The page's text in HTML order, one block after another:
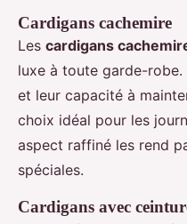
Cardigans cachemire
Les cardigans
luxe à toute garde-
et leur capacité à
choix idéal pour les
aspect raffiné les rend
spéciales.
Cardigans avec